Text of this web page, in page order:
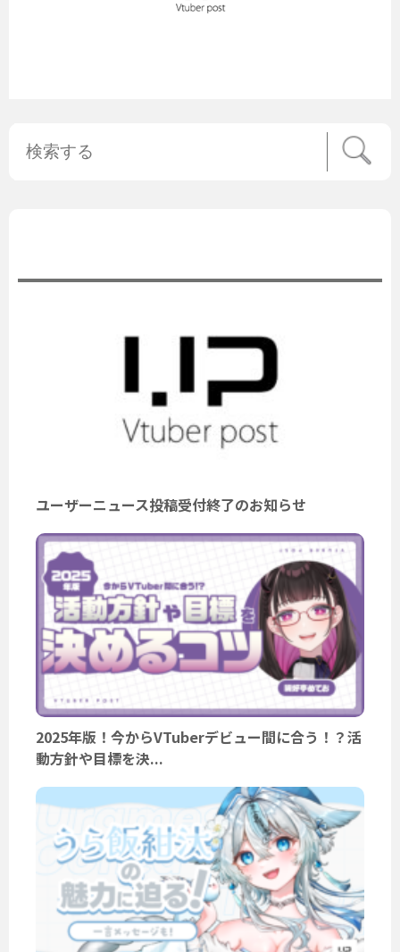
ユーザーニュース投稿受付終了のお知らせ
2025年版！今からVTuberデビュー間に合う！？活
動方針や目標を決...